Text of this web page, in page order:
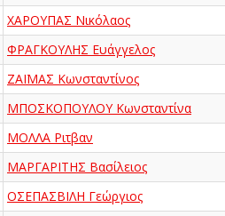
ΧΑΡΟΥΠΑΣ Νικόλαος
ΦΡΑΓΚΟΥΛΗΣ Ευάγγελος
ΖΑΪΜΑΣ Κωνσταντίνος
ΜΠΟΣΚΟΠΟΥΛΟΥ Κωνσταντίνα
ΜΟΛΛΑ Ριτβαν
ΜΑΡΓΑΡΙΤΗΣ Βασίλειος
ΟΣΕΠΑΣΒΙΛΗ Γεώργιος